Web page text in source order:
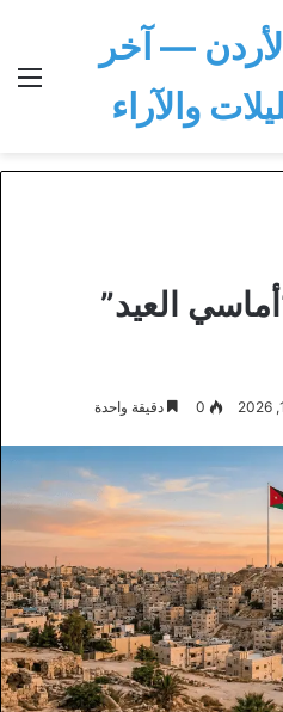
— آخر
والآراء
العيد”
0 دقيقة واحدة